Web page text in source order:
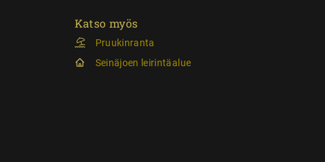
Katso myös
Pruukinranta
Seinäjoen leirintäalue